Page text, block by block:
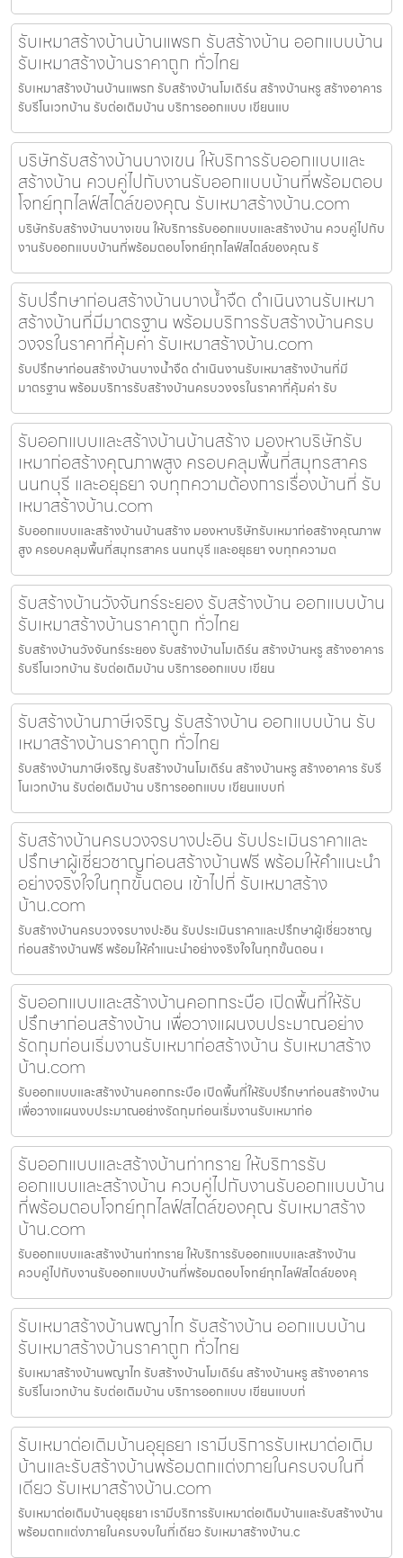
รับเหมาสร้างบ้านบ้านแพรก รับสร้างบ้าน ออกแบบบ้าน
รับเหมาสร้างบ้านราคาถูก ทั่วไทย
รับเหมาสร้างบ้านบ้านแพรก รับสร้างบ้านโมเดิร์น สร้างบ้านหรู สร้างอาคาร
รับรีโนเวทบ้าน รับต่อเติมบ้าน บริการออกแบบ เขียนแบ
บริษัทรับสร้างบ้านบางเขน ให้บริการรับออกแบบและ
สร้างบ้าน ควบคู่ไปกับงานรับออกแบบบ้านที่พร้อมตอบ
โจทย์ทุกไลฟ์สไตล์ของคุณ รับเหมาสร้างบ้าน.com
บริษัทรับสร้างบ้านบางเขน ให้บริการรับออกแบบและสร้างบ้าน ควบคู่ไปกับ
งานรับออกแบบบ้านที่พร้อมตอบโจทย์ทุกไลฟ์สไตล์ของคุณ รั
รับปรึกษาก่อนสร้างบ้านบางน้ำจืด ดำเนินงานรับเหมา
สร้างบ้านที่มีมาตรฐาน พร้อมบริการรับสร้างบ้านครบ
วงจรในราคาที่คุ้มค่า รับเหมาสร้างบ้าน.com
รับปรึกษาก่อนสร้างบ้านบางน้ำจืด ดำเนินงานรับเหมาสร้างบ้านที่มี
มาตรฐาน พร้อมบริการรับสร้างบ้านครบวงจรในราคาที่คุ้มค่า รับ
รับออกแบบและสร้างบ้านบ้านสร้าง มองหาบริษัทรับ
เหมาก่อสร้างคุณภาพสูง ครอบคลุมพื้นที่สมุทรสาคร
นนทบุรี และอยุธยา จบทุกความต้องการเรื่องบ้านที่ รับ
เหมาสร้างบ้าน.com
รับออกแบบและสร้างบ้านบ้านสร้าง มองหาบริษัทรับเหมาก่อสร้างคุณภาพ
สูง ครอบคลุมพื้นที่สมุทรสาคร นนทบุรี และอยุธยา จบทุกความต
รับสร้างบ้านวังจันทร์ระยอง รับสร้างบ้าน ออกแบบบ้าน
รับเหมาสร้างบ้านราคาถูก ทั่วไทย
รับสร้างบ้านวังจันทร์ระยอง รับสร้างบ้านโมเดิร์น สร้างบ้านหรู สร้างอาคาร
รับรีโนเวทบ้าน รับต่อเติมบ้าน บริการออกแบบ เขียน
รับสร้างบ้านภาษีเจริญ รับสร้างบ้าน ออกแบบบ้าน รับ
เหมาสร้างบ้านราคาถูก ทั่วไทย
รับสร้างบ้านภาษีเจริญ รับสร้างบ้านโมเดิร์น สร้างบ้านหรู สร้างอาคาร รับรี
โนเวทบ้าน รับต่อเติมบ้าน บริการออกแบบ เขียนแบบก่
รับสร้างบ้านครบวงจรบางปะอิน รับประเมินราคาและ
ปรึกษาผู้เชี่ยวชาญก่อนสร้างบ้านฟรี พร้อมให้คำแนะนำ
อย่างจริงใจในทุกขั้นตอน เข้าไปที่ รับเหมาสร้าง
บ้าน.com
รับสร้างบ้านครบวงจรบางปะอิน รับประเมินราคาและปรึกษาผู้เชี่ยวชาญ
ก่อนสร้างบ้านฟรี พร้อมให้คำแนะนำอย่างจริงใจในทุกขั้นตอน เ
รับออกแบบและสร้างบ้านคอกกระบือ เปิดพื้นที่ให้รับ
ปรึกษาก่อนสร้างบ้าน เพื่อวางแผนงบประมาณอย่าง
รัดกุมก่อนเริ่มงานรับเหมาก่อสร้างบ้าน รับเหมาสร้าง
บ้าน.com
รับออกแบบและสร้างบ้านคอกกระบือ เปิดพื้นที่ให้รับปรึกษาก่อนสร้างบ้าน
เพื่อวางแผนงบประมาณอย่างรัดกุมก่อนเริ่มงานรับเหมาก่อ
รับออกแบบและสร้างบ้านท่าทราย ให้บริการรับ
ออกแบบและสร้างบ้าน ควบคู่ไปกับงานรับออกแบบบ้าน
ที่พร้อมตอบโจทย์ทุกไลฟ์สไตล์ของคุณ รับเหมาสร้าง
บ้าน.com
รับออกแบบและสร้างบ้านท่าทราย ให้บริการรับออกแบบและสร้างบ้าน
ควบคู่ไปกับงานรับออกแบบบ้านที่พร้อมตอบโจทย์ทุกไลฟ์สไตล์ของคุ
รับเหมาสร้างบ้านพญาไท รับสร้างบ้าน ออกแบบบ้าน
รับเหมาสร้างบ้านราคาถูก ทั่วไทย
รับเหมาสร้างบ้านพญาไท รับสร้างบ้านโมเดิร์น สร้างบ้านหรู สร้างอาคาร
รับรีโนเวทบ้าน รับต่อเติมบ้าน บริการออกแบบ เขียนแบบก่
รับเหมาต่อเติมบ้านอุยุธยา เรามีบริการรับเหมาต่อเติม
บ้านและรับสร้างบ้านพร้อมตกแต่งภายในครบจบในที่
เดียว รับเหมาสร้างบ้าน.com
รับเหมาต่อเติมบ้านอุยุธยา เรามีบริการรับเหมาต่อเติมบ้านและรับสร้างบ้าน
พร้อมตกแต่งภายในครบจบในที่เดียว รับเหมาสร้างบ้าน.c